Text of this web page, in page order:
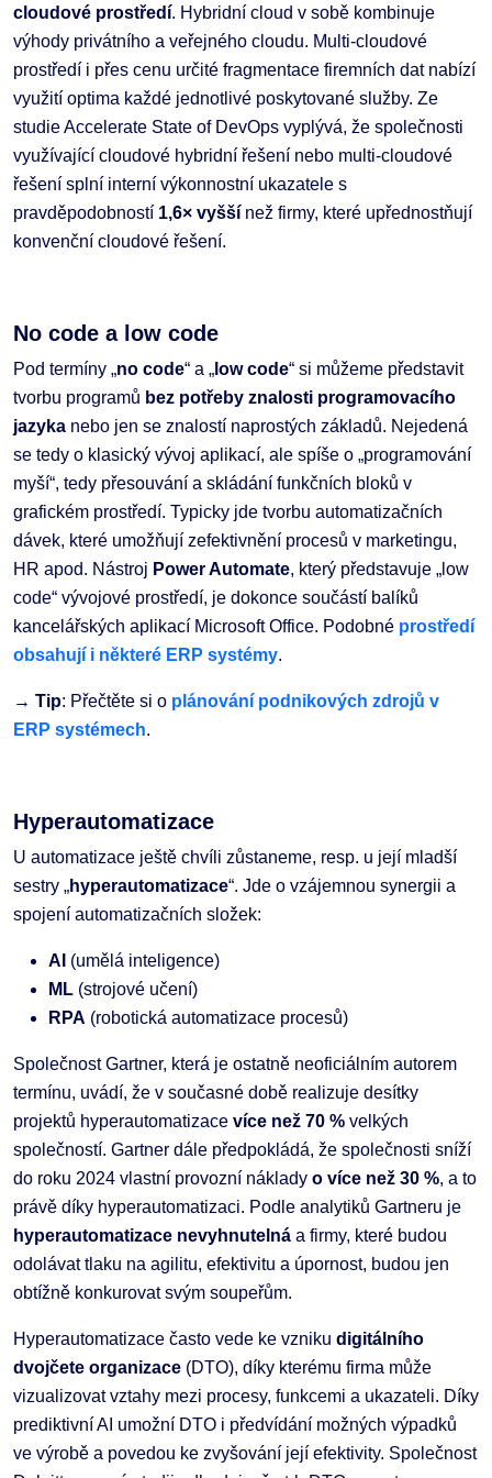
cloudové prostředí. Hybridní cloud v sobě kombinuje
výhody privátního a veřejného cloudu. Multi-cloudové
prostředí i přes cenu určité fragmentace firemních dat nabízí
využití optima každé jednotlivé poskytované služby. Ze
studie Accelerate State of DevOps vyplývá, že společnosti
využívající cloudové hybridní řešení nebo multi-cloudové
řešení splní interní výkonnostní ukazatele s
pravděpodobností 1,6× vyšší než firmy, které upřednostňují
konvenční cloudové řešení.
No code a low code
Pod termíny „no code“ a „ low code“ si můžeme představit
tvorbu programů bez potřeby znalosti programovacího
jazyka nebo jen se znalostí naprostých základů. Nejedená
se tedy o klasický vývoj aplikací, ale spíše o „programování
myší“, tedy přesouvání a skládání funkčních bloků v
grafickém prostředí. Typicky jde tvorbu automatizačních
dávek, které umožňují zefektivnění procesů v marketingu,
HR apod. Nástroj Power Automate, který představuje „low
code“ vývojové prostředí, je dokonce součástí balíků
kancelářských aplikací Microsoft Office. Podobné prostředí
obsahují i některé ERP systémy.
→ Tip: Přečtěte si o plánování podnikových zdrojů v
ERP systémech.
Hyperautomatizace
U automatizace ještě chvíli zůstaneme, resp. u její mladší
sestry „hyperautomatizace“. Jde o vzájemnou synergii a
spojení automatizačních složek:
AI (umělá inteligence)
ML (strojové učení)
RPA (robotická automatizace procesů)
Společnost Gartner, která je ostatně neoficiálním autorem
termínu, uvádí, že v současné době realizuje desítky
projektů hyperautomatizace více než 70 % velkých
společností. Gartner dále předpokládá, že společnosti sníží
do roku 2024 vlastní provozní náklady o více než 30 %, a to
právě díky hyperautomatizaci. Podle analytiků Gartneru je
hyperautomatizace nevyhnutelná a firmy, které budou
odolávat tlaku na agilitu, efektivitu a úpornost, budou jen
obtížně konkurovat svým soupeřům.
Hyperautomatizace často vede ke vzniku digitálního
dvojčete organizace (DTO), díky kterému firma může
vizualizovat vztahy mezi procesy, funkcemi a ukazateli. Díky
prediktivní AI umožní DTO i předvídání možných výpadků
ve výrobě a povedou ke zvyšování její efektivity. Společnost